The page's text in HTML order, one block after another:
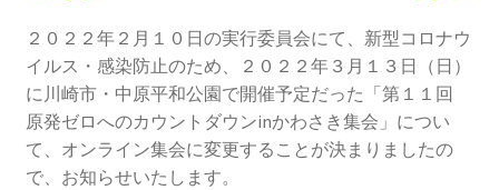
2016.3 .13 第5回原発ゼロへのカウントダウンinかわさ
き 集会
2017.3.12 第6回原発ゼロへのカウントダウンinかわさ
き 集会
２０２２年２月１０日の実行委員会にて、新型コロナウ
イルス・感染防止のため、２０２２年３月１３日（日）
に川崎市・中原平和公園で開催予定だった「第１１回
原発ゼロへのカウントダウンinかわさき集会」につい
て、オンライン集会に変更することが決まりましたの
で、お知らせいたします。